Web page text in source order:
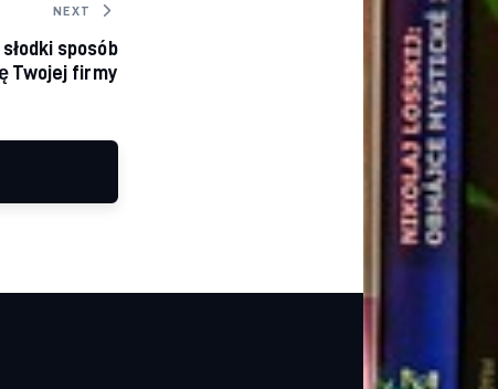
NEXT
sposób
Twojej firmy